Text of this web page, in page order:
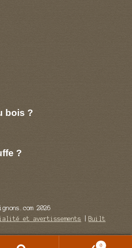
bois ?
?
2026
et avertissements
Built
0